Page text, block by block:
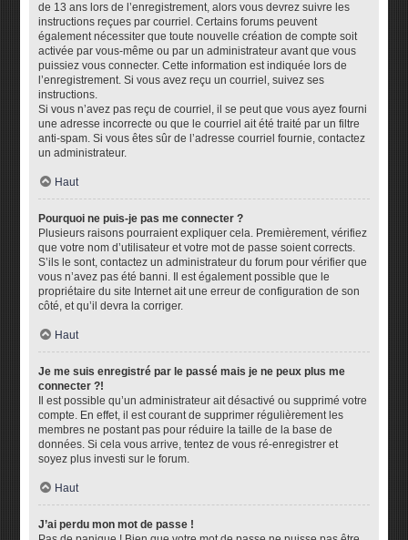
de 13 ans lors de l’enregistrement, alors vous devrez suivre les
instructions reçues par courriel. Certains forums peuvent
également nécessiter que toute nouvelle création de compte soit
activée par vous-même ou par un administrateur avant que vous
puissiez vous connecter. Cette information est indiquée lors de
l’enregistrement. Si vous avez reçu un courriel, suivez ses
instructions.
Si vous n’avez pas reçu de courriel, il se peut que vous ayez fourni
une adresse incorrecte ou que le courriel ait été traité par un filtre
anti-spam. Si vous êtes sûr de l’adresse courriel fournie, contactez
un administrateur.
Haut
Pourquoi ne puis-je pas me connecter ?
Plusieurs raisons pourraient expliquer cela. Premièrement, vérifiez
que votre nom d’utilisateur et votre mot de passe soient corrects.
S’ils le sont, contactez un administrateur du forum pour vérifier que
vous n’avez pas été banni. Il est également possible que le
propriétaire du site Internet ait une erreur de configuration de son
côté, et qu’il devra la corriger.
Haut
Je me suis enregistré par le passé mais je ne peux plus me
connecter ?!
Il est possible qu’un administrateur ait désactivé ou supprimé votre
compte. En effet, il est courant de supprimer régulièrement les
membres ne postant pas pour réduire la taille de la base de
données. Si cela vous arrive, tentez de vous ré-enregistrer et
soyez plus investi sur le forum.
Haut
J’ai perdu mon mot de passe !